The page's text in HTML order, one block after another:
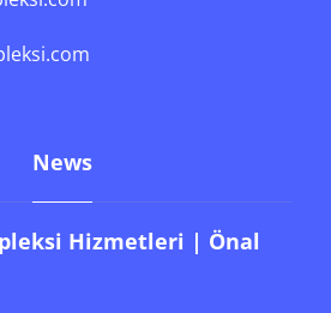
News
Hizmetleri | Önal